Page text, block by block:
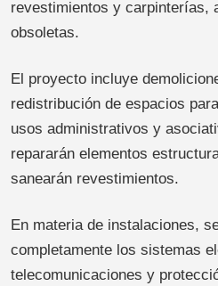
revestimientos y carpinterías,
obsoletas.
El proyecto incluye
redistribución de espacios
usos administrativos y
repararán elementos
sanearán revestimientos.
En materia de instalaciones,
completamente los sistemas
telecomunicaciones y